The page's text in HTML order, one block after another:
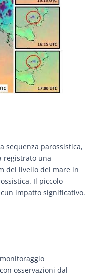
sequenza parossistica,
registrato una
del livello del mare in
Il piccolo
impatto significativo.
osservazioni dal